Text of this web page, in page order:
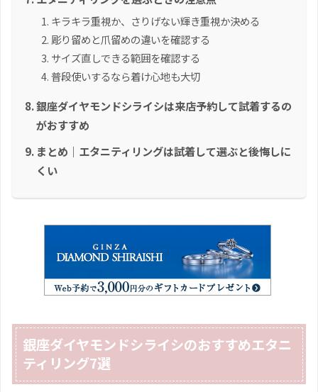
キラキラ重視か、さりげない輝き重視か決める
彫り留めと爪留めの違いを確認する
サイズ直しできる範囲を確認する
普段使いするなら着け心地も大切
銀座ダイヤモンドシライシは来店予約して試着するの
がおすすめ
まとめ｜エタニティリングは試着して選ぶと後悔しに
くい
銀座ダイヤモンドシライシのおすすめエタニ
ティリング7選